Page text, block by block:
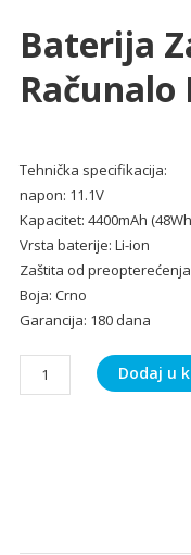
Baterija
Računalo
Tehnička specifikacija:
napon: 11.1V
Kapacitet: 4400mAh
Vrsta baterije: Li-ion
Zaštita od
Boja: Crno
Garancija: 180 dana
Baterija
za
Dodaj u